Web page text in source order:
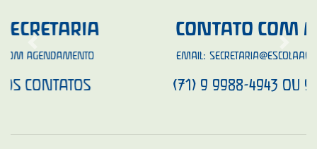
CONTATO COM A ESCOLA
EMAIL:SECRETARIA@ESCOLAACALENTO.COMOU
(71) 9 9988-4943 OU 9 8749-6892
Previous Next